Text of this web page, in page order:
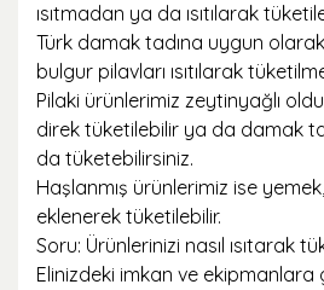
ısıtmadan ya da ısıtılarak
Türk damak tadına uygun
bulgur pilavları ısıtılarak
Pilaki ürünlerimiz zeytinyağlı
direk tüketilebilir ya da damak
da tüketebilirsiniz.
Haşlanmış ürünlerimiz ise
eklenerek tüketilebilir.
Soru: Ürünlerinizi nasıl ısıtarak
Elinizdeki imkan ve ekipmanlara